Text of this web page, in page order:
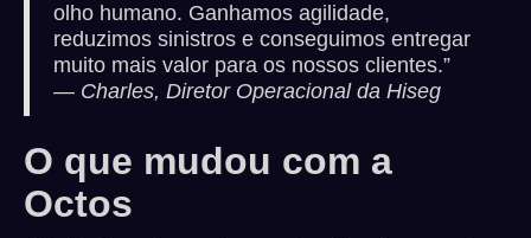
olho humano. Ganhamos agilidade,
reduzimos sinistros e conseguimos entregar
muito mais valor para os nossos clientes.”
— Charles, Diretor Operacional da Hiseg
O que mudou com a
Octos